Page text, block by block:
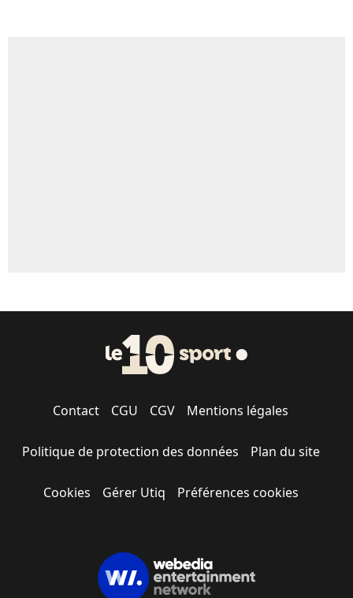
Contact CGU CGV Mentions légales
Politique de protection des données Plan du site
Cookies Gérer Utiq Préférences cookies